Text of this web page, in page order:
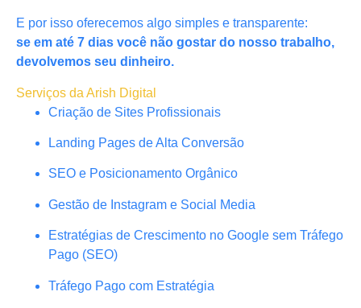
E por isso oferecemos algo simples e transparente:
se em até 7 dias você não gostar do nosso trabalho,
devolvemos seu dinheiro.
Serviços da Arish Digital
Criação de Sites Profissionais
Landing Pages de Alta Conversão
SEO e Posicionamento Orgânico
Gestão de Instagram e Social Media
Estratégias de Crescimento no Google sem Tráfego
Pago (SEO)
Tráfego Pago com Estratégia